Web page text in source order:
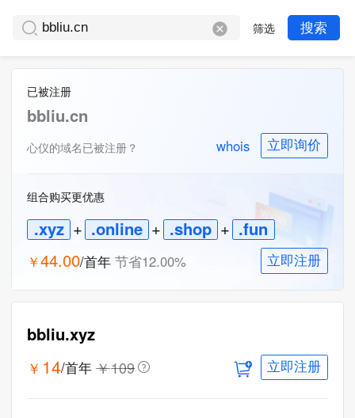
筛选 搜索
已被注册
bbliu.cn
心仪的域名已被注册？ whois 立即询价
组合购买更优惠
.xyz + .online + .shop + .fun
￥44.00/首年 节省12.00% 立即注册
bbliu.xyz
￥ 14/首年 ￥109 立即注册